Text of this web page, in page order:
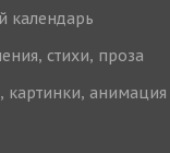
календарь
стихи, проза
картинки, анимация